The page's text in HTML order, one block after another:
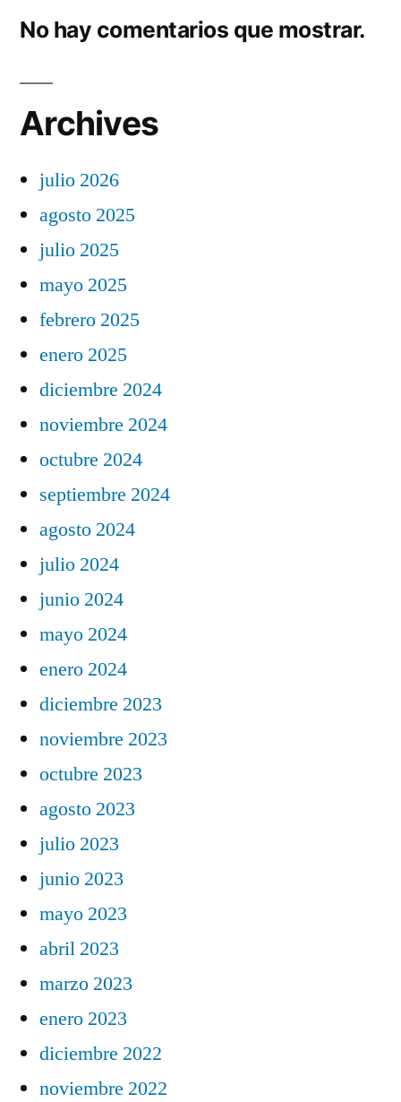
No hay comentarios que mostrar.
Archives
julio 2026
agosto 2025
julio 2025
mayo 2025
febrero 2025
enero 2025
diciembre 2024
noviembre 2024
octubre 2024
septiembre 2024
agosto 2024
julio 2024
junio 2024
mayo 2024
enero 2024
diciembre 2023
noviembre 2023
octubre 2023
agosto 2023
julio 2023
junio 2023
mayo 2023
abril 2023
marzo 2023
enero 2023
diciembre 2022
noviembre 2022